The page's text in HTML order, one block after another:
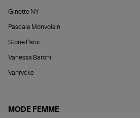
Ginette NY
Pascale Monvoisin
Stone Paris
Vanessa Baroni
Vanrycke
MODE FEMME